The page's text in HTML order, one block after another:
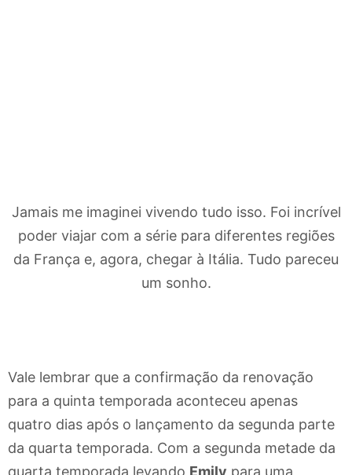
Jamais me imaginei vivendo tudo isso. Foi incrível
poder viajar com a série para diferentes regiões
da França e, agora, chegar à Itália. Tudo pareceu
um sonho.
Vale lembrar que a confirmação da renovação
para a quinta temporada aconteceu apenas
quatro dias após o lançamento da segunda parte
da quarta temporada. Com a segunda metade da